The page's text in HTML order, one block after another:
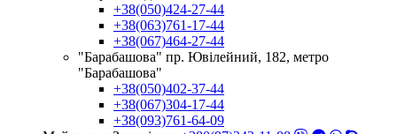
+38(050)424-27-44
+38(063)761-17-44
+38(067)464-27-44
"Барабашова" пр. Ювілейний, 182, метро
"Барабашова"
+38(050)402-37-44
+38(067)304-17-44
+38(093)761-64-09